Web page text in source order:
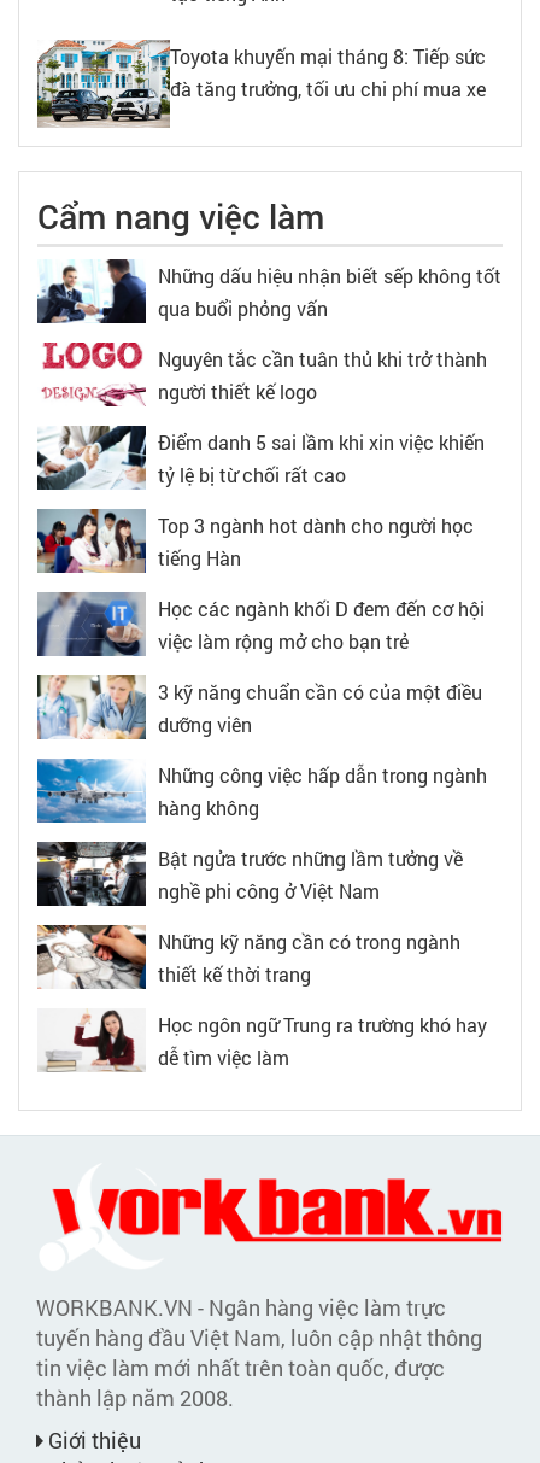
Toyota khuyến mại tháng 8: Tiếp sức
đà tăng trưởng, tối ưu chi phí mua xe
Cẩm nang việc làm
Những dấu hiệu nhận biết sếp không tốt
qua buổi phỏng vấn
Nguyên tắc cần tuân thủ khi trở thành
người thiết kế logo
Điểm danh 5 sai lầm khi xin việc khiến
tỷ lệ bị từ chối rất cao
Top 3 ngành hot dành cho người học
tiếng Hàn
Học các ngành khối D đem đến cơ hội
việc làm rộng mở cho bạn trẻ
3 kỹ năng chuẩn cần có của một điều
dưỡng viên
Những công việc hấp dẫn trong ngành
hàng không
Bật ngửa trước những lầm tưởng về
nghề phi công ở Việt Nam
Những kỹ năng cần có trong ngành
thiết kế thời trang
Học ngôn ngữ Trung ra trường khó hay
dễ tìm việc làm
WORKBANK.VN - Ngân hàng việc làm trực
tuyến hàng đầu Việt Nam, luôn cập nhật thông
tin việc làm mới nhất trên toàn quốc, được
thành lập năm 2008.
Giới thiệu